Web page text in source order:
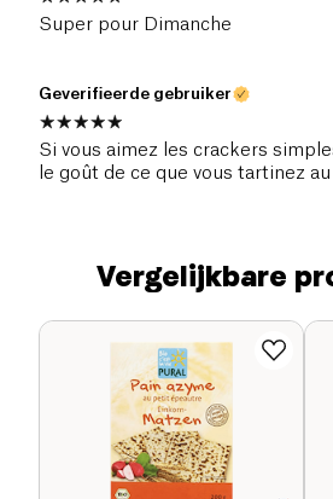
Super pour Dimanche
Geverifieerde gebruiker
Si vous aimez les crackers
le goût de ce que vous tartinez
Vergelijkbare